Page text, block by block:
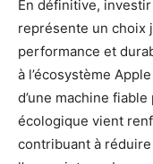
En définitive,
représente un choix
performance et
à l’écosystème
d’une machine
écologique vient
contribuant à